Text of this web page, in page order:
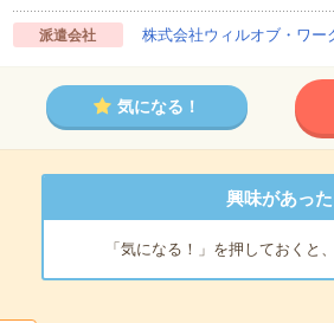
派遣会社 株式会社ウィルオブ・ワ
気になる！
興味があっ
「気になる！」を押しておくと